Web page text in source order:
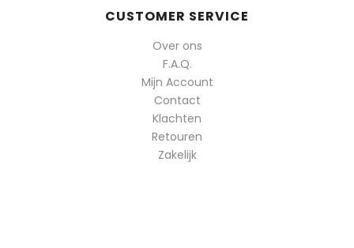
CUSTOMER SERVICE
Over ons
F.A.Q.
Mijn Account
Contact
Klachten
Retouren
Zakelijk